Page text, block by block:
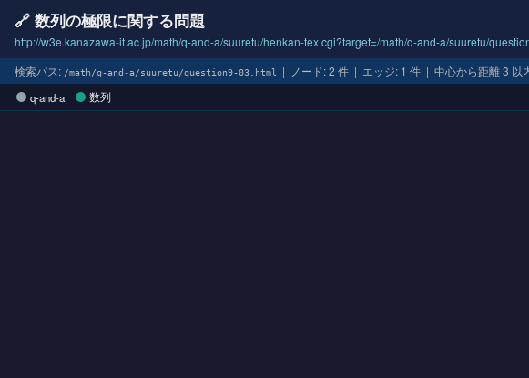
🔗 数列の極限に関する問題
http://w3e.kanazawa-it.ac.jp/math/q-and-a/suuretu/henkan-tex.cgi?target=/math/q-and-a/suuretu/
検索パス: /math/q-and-a/suuretu/question9-03.html | ノード: 2 件 | エッジ: 1 件 | 中心から距離 3 以
q-and-a 数列